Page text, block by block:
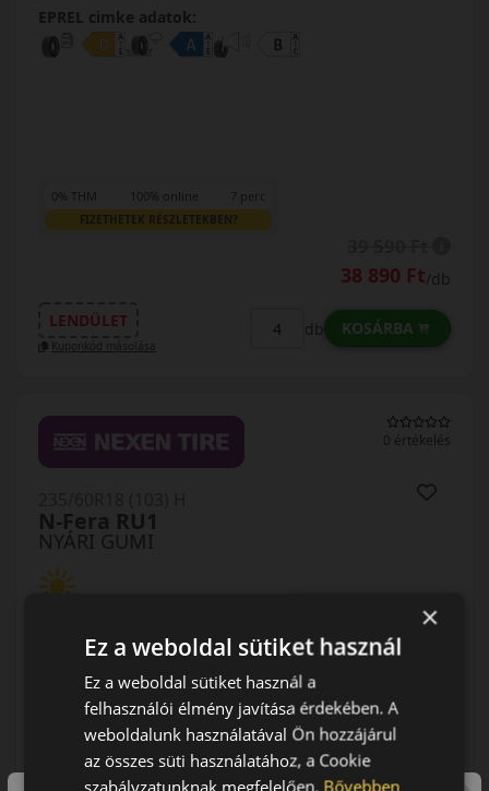
EPREL cimke adatok:
0% THM 100% online 7 perc
FIZETHETEK RÉSZLETEKBEN?
38 890 Ft/db
LENDÜLET
Kuponkód másolása
db KOSÁRBA
0 értékelés
NYÁRI GUMI
N-Fera RU1
AKÁR 5.000 FT SZERELÉSI
KEDVEZMÉNY!
Használja a LENDÜLET
kuponkódot!
×
Ez a weboldal sütiket használ
Ez a weboldal sütiket használ a
felhasználói élmény javítása érdekében. A
weboldalunk használatával Ön hozzájárul
az összes süti használatához, a Cookie
szabályzatunknak megfelelően. Bővebben